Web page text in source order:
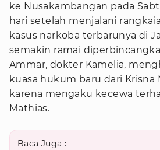
ke Nusakambangan pada
hari setelah menjalani
kasus narkoba terbarunya di
semakin ramai
Ammar, dokter Kamelia,
kuasa hukum baru dari Krisna
karena mengaku kecewa
Mathias.
Baca Juga :